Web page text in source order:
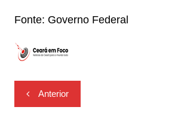
Fonte: Governo Federal
Navegação
de
Anterior